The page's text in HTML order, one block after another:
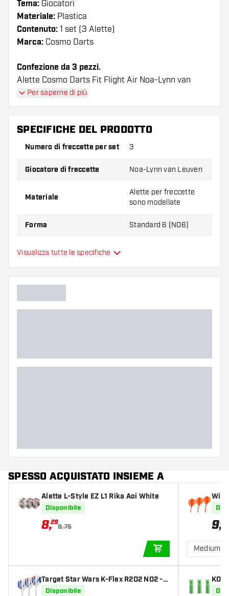
Tema: Giocatori
Materiale: Plastica
Contenuto: 1 set (3 Alette)
Marca: Cosmo Darts
Confezione da 3 pezzi.
Alette Cosmo Darts Fit Flight Air Noa-Lynn van
Leuven Shape I voli hanno una lunga durata. Queste
alette possono essere utilizzate solo con astine
Cosmo Fit.
Suggerimento di Dartshopper!
numero di alette e di astine. Questi possono
danneggiarsi o rompersi con l'uso.
spessore diverso di alette per scoprire quale
Per saperne di più
SPECIFICHE DEL PRODOTTO
Numero di freccette per set 3
Giocatore di freccette Noa-Lynn van Leuven
Materiale
Alette per freccette
sono modellate
Forma Standard 6 (NO6)
Tipo
Colori aggiuntivi
Visualizza tutte le specifiche
SPESSO ACQUISTATO INSIEME A
Alette L-Style EZ L1 Rika Aoi White
Disponibile
8,29
9,75
AGGIUNGI AL
Target Star Wars K-Flex R2D2 NO2 - A
lette per Freccette
Disponibile
9,50
Medium
r